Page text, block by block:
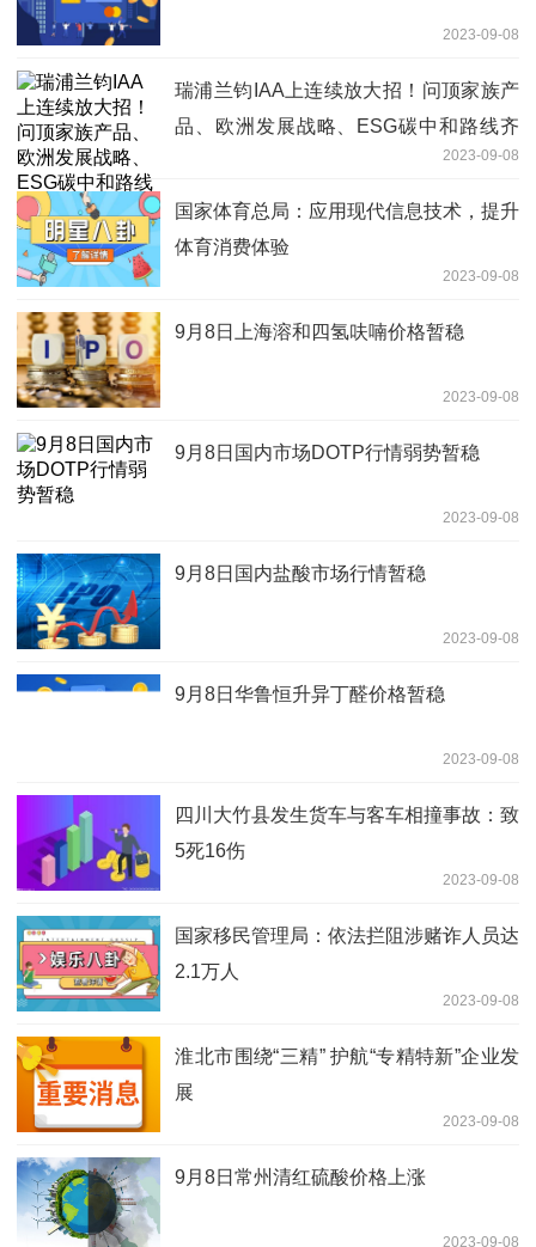
2023-09-08
瑞浦兰钧IAA上连续放大招！问顶家族产
品、欧洲发展战略、ESG碳中和路线齐
2023-09-08
国家体育总局：应用现代信息技术，提升
体育消费体验
2023-09-08
9月8日上海溶和四氢呋喃价格暂稳
2023-09-08
9月8日国内市场DOTP行情弱势暂稳
2023-09-08
9月8日国内盐酸市场行情暂稳
2023-09-08
9月8日华鲁恒升异丁醛价格暂稳
2023-09-08
四川大竹县发生货车与客车相撞事故：致
5死16伤
2023-09-08
国家移民管理局：依法拦阻涉赌诈人员达
2.1万人
2023-09-08
​淮北市围绕“三精” 护航“专精特新”企业发
展
2023-09-08
9月8日常州清红硫酸价格上涨
2023-09-08